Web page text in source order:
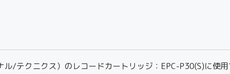
/テクニクス）のレコードカートリッジ：EPC-P30(S)に使